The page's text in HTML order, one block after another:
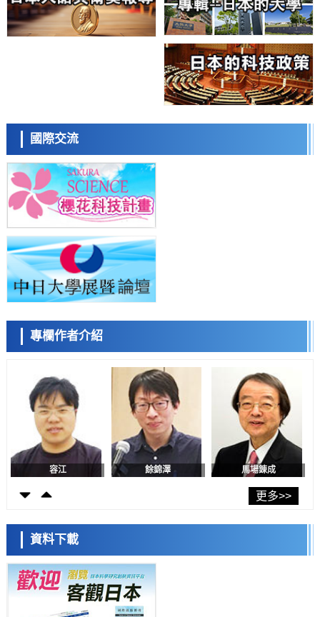
高精度解讀
經濟・社會
【AI法上篇】如何對「將人生交給AI」保持危機感——中央大學平野晉
慶應義塾大學闡明腦內「游擊手」小膠質細胞包裹保護受損神經細胞的
機制，有望用於開發阿茲海默症等疾病療法
劣化抑制機制，為提升輪胎安全性與耐久性的材料設計開闢道路
科學研究
近畿大學等發現植物染料「日本茜」的紅色成分可抑制老化與炎症，有
望成為新型功能性材料
科學研究
群馬大學開發針對難治性癲癇的新型基因療法，利用超小型GAD67啟動
子抑制發作
科學研究
九州大學揭示夜間眼壓升高機制：兩種激素波動疊加所致
科學研究
東京都產技研採用新手法開發出可穩定工作至300℃的介電材料，已驗
證電容器可在汽車發動機等高溫環境下工作
經濟・社會
日本生成式AI使用者佔比一年內翻倍，但與中美德仍有較大差距
政策
日本修訂首都直下型地震緊急對策：目標為死亡人數至少減半，重點強
化火災防控
福井大學發現細胞記憶過往並抑制反應的機制，闡明即便DNA相同反應
迥異之謎
科學研究
神戶大學確認口服癌症疫苗B440單藥給藥的安全性，在轉移性尿路上皮
癌患者中開展臨床試驗
日本發布《令和8年版科學技術與創新白皮書》，解讀第七期基本計畫
首年度政策方向
科學研究
東京大學發現可誘導細胞死亡的新型信使物質
東京都健康長壽醫療中心跨器官揭示衰老過程中的糖鏈變化
科學研究
產總研無需石油利用松脂製備石墨前驅體，可作為電池電極材料
科學研究
東京大學和海上保安廳等發現南海海槽沿線板塊邊界鎖定狀態存在區域
國際交流
專欄作者介紹
流員
小岩井忠道
陳小牧 李鷗 安寧
容江 餘錦澤 馬場錬成
日本科學未來館 科學交
更多>>
資料下載